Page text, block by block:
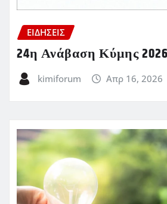
ΕΙΔΗΣΕΙΣ
24η Ανάβαση Κύμης 2026
kimiforum Απρ 16, 2026